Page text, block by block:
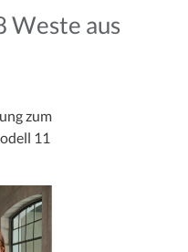
Weste aus
zum
11